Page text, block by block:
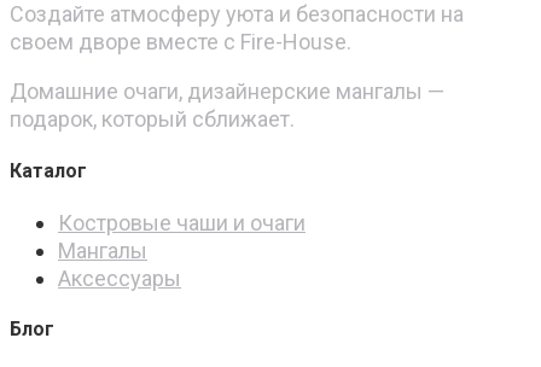
Создайте атмосферу уюта и безопасности на
своем дворе вместе с Fire-House.
Домашние очаги, дизайнерские мангалы —
подарок, который сближает.
Каталог
Костровые чаши и очаги
Мангалы
Аксессуары
Блог